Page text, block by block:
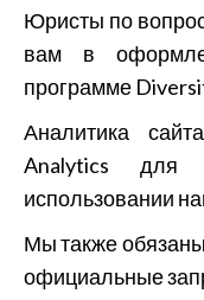
Юристы по
вам в
программе
Аналитика
Analytics для
использовании
Мы также
официальные